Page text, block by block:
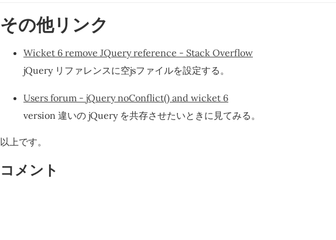
その他リンク
Wicket 6 remove JQuery reference - Stack Overflow
jQuery リファレンスに空jsファイルを設定する。
Users forum - jQuery noConflict() and wicket 6
version 違いの jQuery を共存させたいときに見てみる。
以上です。
コメント